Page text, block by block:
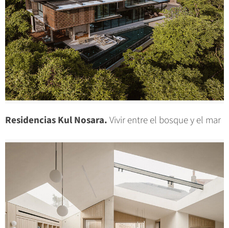
Residencias Kul Nosara.Vivir entre el bosque y el mar